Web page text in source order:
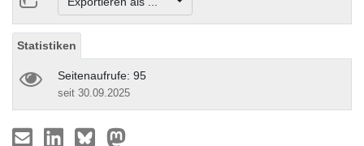
Statistiken
Seitenaufrufe: 95
seit 30.09.2025